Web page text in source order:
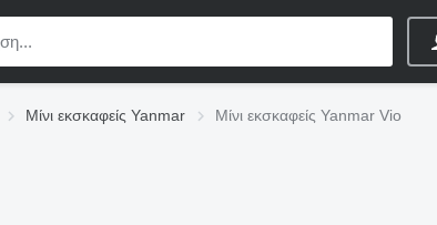
Μίνι εκσκαφείς Yanmar Μίνι εκσκαφείς Yanmar Vio